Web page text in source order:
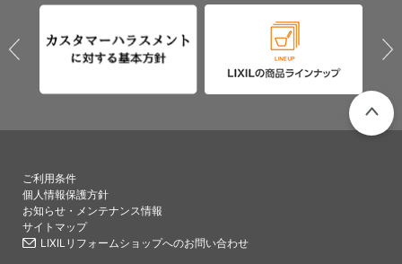
ご利用条件
個人情報保護方針
お知らせ・メンテナンス情報
サイトマップ
LIXILリフォームショップへのお問い合わせ